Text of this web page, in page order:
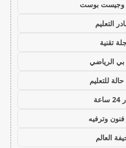
وجيست بوست
التعليم
تقنية
بي الرياضي
للتعليم
وترفيه
العالم